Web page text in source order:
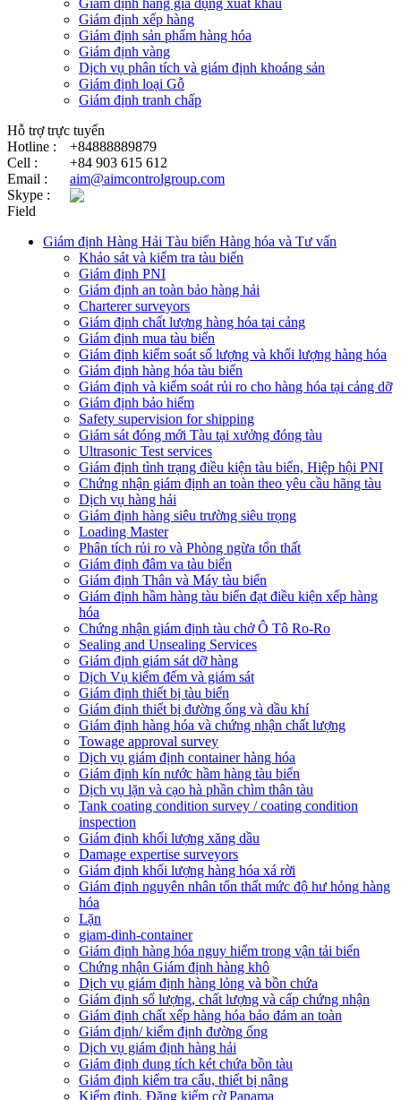
Giám định xếp hàng
Giám định sản phẩm hàng hóa
Giám định vàng
Dịch vụ phân tích và giám định khoáng sản
Giám định loại Gỗ
Giám định tranh chấp
Hỗ trợ trực tuyến
Hotline :
+84888889879
Cell :
+84 903 615 612
Email :
aim@aimcontrolgroup.com
Skype :
Field
Giám định Hàng Hải Tàu biển Hàng hóa và Tư vấn
Khảo sát và kiểm tra tàu biển
Giám định PNI
Giám định an toàn bảo hàng hải
Charterer surveyors
Giám định chất lượng hàng hóa tại cảng
​Giám định mua tàu biển
Giám định kiểm soát số lượng và khối lượng hàng hóa
Giám định hàng hóa tàu biển
Giám định và kiểm soát rủi ro cho hàng hóa tại cảng dỡ
Giám định bảo hiểm
Safety supervision for shipping
Giám sát đóng mới Tàu tại xưởng đóng tàu
Ultrasonic Test services
Giám định tình trạng điều kiện tàu biển, Hiệp hội PNI
Chứng nhận giám định an toàn theo yêu cầu hãng tàu
Dịch vụ hàng hải
Giám định hàng siêu trường siêu trọng
Loading Master
Phân tích rủi ro và Phòng ngừa tổn thất
​Giám định đâm va tàu biển
Giám định Thân và Máy tàu biển
​Giám định hầm hàng tàu biển đạt điều kiện xếp hàng
hóa
Chứng nhận giám định tàu chở Ô Tô Ro-Ro
Sealing and Unsealing Services
Giám định giám sát dỡ hàng
Dịch Vụ kiểm đếm và giám sát
Giám định thiết bị tàu biển
Giám định thiết bị đường ống và dầu khí
Giám định hàng hóa và chứng nhận chất lượng
Towage approval survey
Dịch vụ giám định container hàng hóa
Giám định kín nước hầm hàng tàu biển
Dịch vụ lặn và cạo hà phần chìm thân tàu
Tank coating condition survey / coating condition
inspection
Giám định khối lượng xăng dầu
Damage expertise surveyors
Giám định khối lượng hàng hóa xá rời
Giám định nguyên nhân tổn thất mức độ hư hỏng hàng
hóa
Lặn
giam-dinh-container
Giám định hàng hóa nguy hiểm trong vận tải biển
Chứng nhận Giám định hàng khô
Dịch vụ giám định hàng lỏng và bồn chứa
Giám định số lượng, chất lượng và cấp chứng nhận
Giám định chất xếp hàng hóa bảo đảm an toàn
Giám định/ kiểm định đường ống
Dịch vụ giám định hàng hải
Giám định dung tích két chứa bồn tàu
Giám định kiểm tra cẩu, thiết bị nâng
Kiểm định, Đăng kiểm cờ Panama